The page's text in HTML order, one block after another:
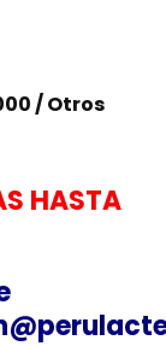
/ Otros
HASTA